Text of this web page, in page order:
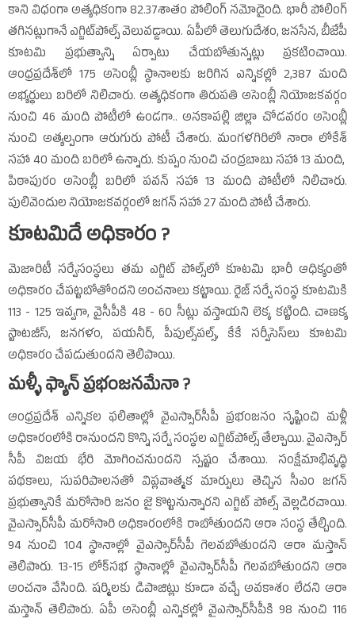
కాని విధంగా అత్యధికంగా 82.37శాతం పోలింగ్‌ నమోదైంది. భారీ పోలింగ్‌
తగినట్లుగానే ఎగ్జిట్‌పోల్స్‌ వెలువడ్డాయి. ఏపీలో తెలుగుదేశం, జనసేన, బీజేపీ
కూటమి ప్రభుత్వాన్ని ఏర్పాటు చేయబోతున్నట్లు ప్రకటించాయి.
ఆంధ్రప్రదేశ్‌లో 175 అసెంబ్లీ స్థానాలకు జరిగిన ఎన్నికల్లో 2,387 మంది
అభ్యర్థులు బరిలో నిలిచారు. అత్యధికంగా తిరుపతి అసెంబ్లీ నియోజకవర్గం
నుంచి 46 మంది పోటీలో ఉండగా.. అనకాపల్లి జిల్లా చోడవరం అసెంబ్లీ
నుంచి అత్యల్పంగా ఆరుగురు పోటీ చేశారు. మంగళగిరిలో నారా లోకేశ్‌
సహా 40 మంది బరిలో ఉన్నారు. కుప్పం నుంచి చంద్రబాబు సహా 13 మంది,
పిఠాపురం అసెంబ్లీ బరిలో పవన్‌ సహా 13 మంది పోటీలో నిలిచారు.
పులివెందుల నియోజకవర్గంలో జగన్‌ సహా 27 మంది పోటీ చేశారు.
కూటమిదే అధికారం ?
మెజారిటీ సర్వేసంస్థలు తమ ఎగ్జిట్‌ పోల్స్‌లో కూటమి భారీ ఆధిక్యంతో
అధికారం చేపట్టబోతోందని అంచనాలు కట్టాయి. రైజ్‌ సర్వే సంస్థ కూటమికి
113 - 125 ఇవ్వగా, వైసీపీకి 48 - 60 సీట్లు వస్తాయని లెక్క కట్టింది. చాణక్య
స్టాటజీస్‌, జనగళం, పయనీర్‌, పీపుల్స్‌పల్స్‌, కేకే సర్వీసెస్‌లు కూటమి
అధికారం చేపడుతుందని తెలిపాయి.
మళ్ళీ ఫ్యాన్‌ ప్రభంజనమేనా ?
ఆంధ్రప్రదేశ్‌ ఎన్నికల ఫలితాల్లో వైఎస్సార్‌సీపీ ప్రభంజనం సృష్టించి మళ్లీ
అధికారంలోకి రానుందని కొన్ని సర్వే సంస్థల ఎగ్జిట్‌పోల్స్‌ తేల్చాయి. వైఎస్సార్‌
సీపీ విజయ భేరి మోగించనుందని స్పష్టం చేశాయి. సంక్షేమాభివృద్ధి
పథకాలు, సుపరిపాలనతో విప్లవాత్మక మార్పులు తెచ్చిన సీఎం జగన్‌
ప్రభుత్వానికే మరోసారి జనం జై కొట్టనున్నారని ఎగ్జిట్‌ పోల్స్‌ వెల్లడిరచాయి.
వైఎస్సార్‌సీపీ మరోసారి అధికారంలోకి రాబోతుందని ఆరా సంస్థ తేల్చింది.
94 నుంచి 104 స్థానాల్లో వైఎస్సార్‌సీపీ గెలవబోతుందని ఆరా మస్తాన్‌
తెలిపారు. 13-15 లోక్‌సభ స్థానాల్లో వైఎస్సార్‌సీపీ గెలవబోతుందని ఆరా
అంచనా వేసింది. షర్మిలకు డిపాజిట్లు కూడా వచ్చే అవకాశం లేదని ఆరా
మస్తాన్‌ తెలిపారు. ఏపీ అసెంబ్లీ ఎన్నికల్లో వైఎస్సార్‌సీపీకి 98 నుంచి 116